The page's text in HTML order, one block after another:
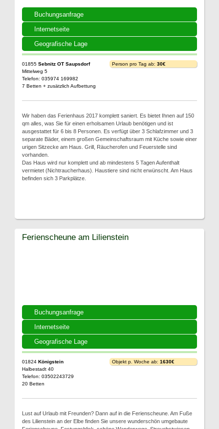
Buchungsanfrage
Internetseite
Geografische Lage
01855 Sebnitz OT Saupsdorf
Mittelweg 5
Telefon: 035974 169982
7 Betten + zusätzlich Aufbettung
Person pro Tag ab: 30€
Wir haben das Ferienhaus 2017 komplett saniert. Es bietet Ihnen auf 150
qm alles, was Sie für einen erholsamen Urlaub benötigen und ist
ausgestattet für 6 bis 8 Personen. Es verfügt über 3 Schlafzimmer und 3
separate Bäder, einem großen Gemeinschaftsraum mit Küche sowie einer
urigen Sitzecke am Haus. Grill, Räucherofen und Feuerstelle sind
vorhanden.
Das Haus wird nur komplett und ab mindestens 5 Tagen Aufenthalt
vermietet (Nichtraucherhaus). Haustiere sind nicht erwünscht. Am Haus
befinden sich 3 Parkplätze.
Buchungsanfrage
Internetseite
Geografische Lage
Ferienscheune am Lilienstein
01824 Königstein
Halbestadt 40
Telefon: 03502243729
20 Betten
Objekt p. Woche ab: 1630€
Lust auf Urlaub mit Freunden? Dann auf in die Ferienscheune. Am Fuße
des Lilienstein an der Elbe finden Sie unsere wunderschön umgebaute